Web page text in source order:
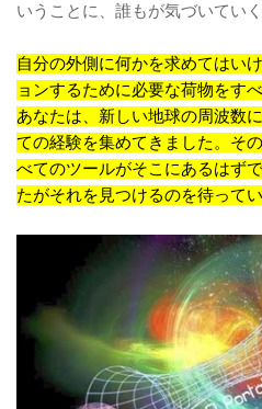
いうことに、誰もが気づいていく
自分の外側に何かを求めてはい
ョンするために必要な荷物をす
あなたは、新しい地球の周波数
ての経験を集めてきました。そ
べてのツールがそこにあるはず
たがそれを見つけるのを待ってい